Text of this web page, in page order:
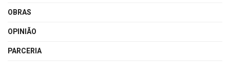
OBRAS
OPINIÃO
PARCERIA